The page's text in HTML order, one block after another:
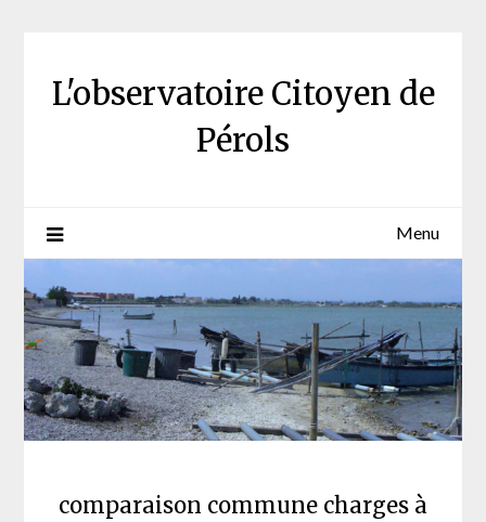
L'observatoire Citoyen de
Pérols
Menu
comparaison commune charges à